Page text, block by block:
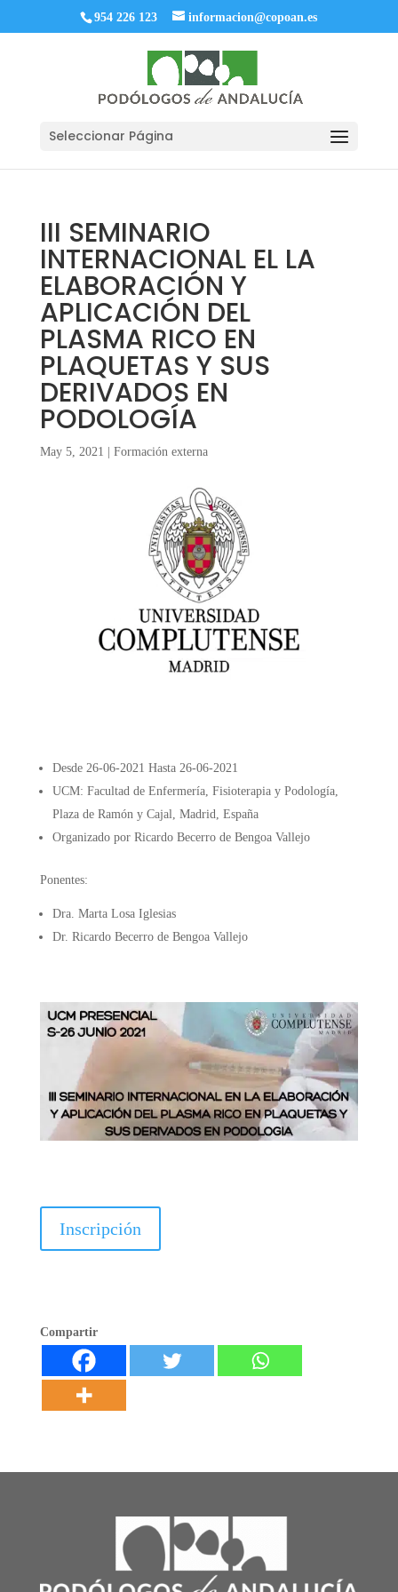
954 226 123 informacion@copoan.es
Seleccionar Página
III SEMINARIO
INTERNACIONAL EL LA
ELABORACIÓN Y
APLICACIÓN DEL
PLASMA RICO EN
PLAQUETAS Y SUS
DERIVADOS EN
PODOLOGÍA
May 5, 2021 Formación externa
Desde 26-06-2021 Hasta 26-06-2021
UCM: Facultad de Enfermería, Fisioterapia y Podología,
Plaza de Ramón y Cajal, Madrid, España
Organizado por Ricardo Becerro de Bengoa Vallejo
Ponentes:
Dra. Marta Losa Iglesias
Dr. Ricardo Becerro de Bengoa Vallejo
Inscripción
Compartir